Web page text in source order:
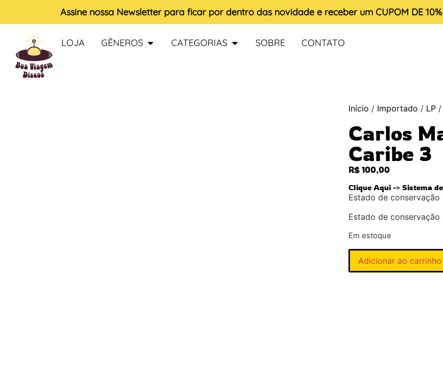
Assine nossa Newsletter para ficar por dentro das novidade e receber um CUPOM DE
LOJA GÊNEROS CATEGORIAS SOBRE CONTATO
Início / Importado / LP /
Carlos
Caribe 3
R$ 100,00
Clique Aqui -> Sistema
Estado de conservação
Estado de conservação
Em estoque
Adicionar ao carrinho